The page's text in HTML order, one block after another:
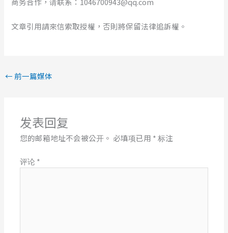
文章引用請來信索取授權，否則將保留法律追訴權。
← 前一篇媒体
发表回复
您的邮箱地址不会被公开。 必填项已用 *标注
评论 *